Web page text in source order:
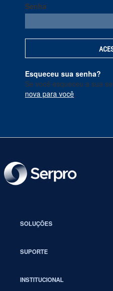
Senha
Esqueceu sua senha?
Se você esqueceu a sua
nova para você
SOLUÇÕES
SUPORTE
INSTITUCIONAL